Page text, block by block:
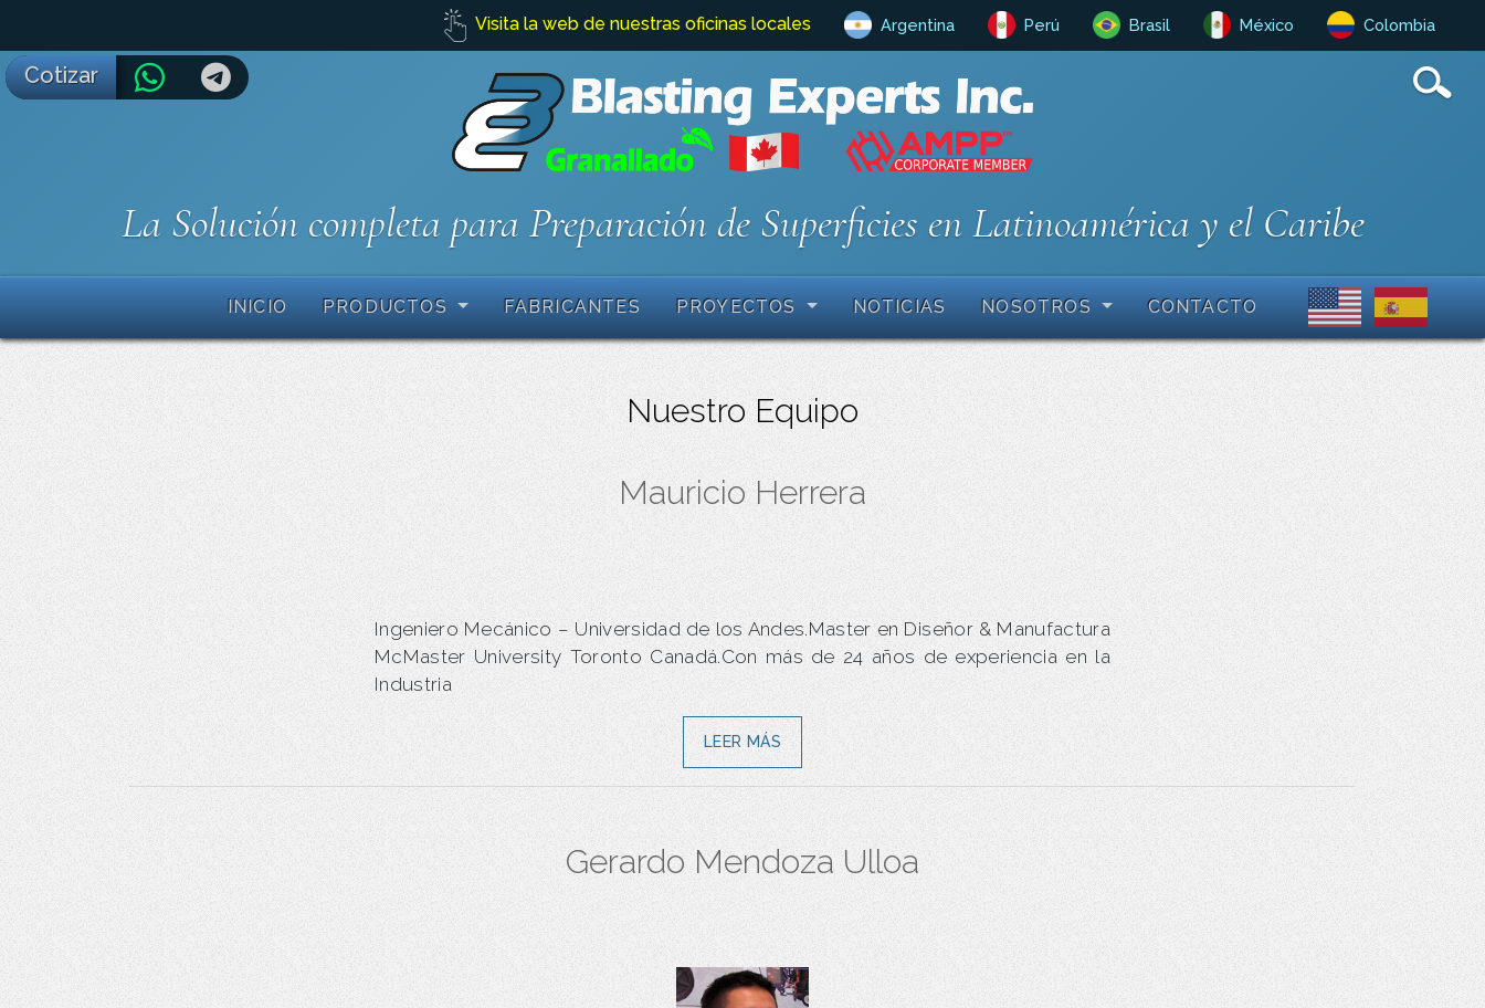
Visita la web de nuestras oficinas locales Argentina Perú Brasil México Colombia
La Solución completa para Preparación de Superficies en Latinoamérica y el Caribe
INICIO PRODUCTOS FABRICANTES PROYECTOS NOTICIAS NOSOTROS CONTACTO
Nuestro Equipo
Mauricio Herrera
Ingeniero Mecánico – Universidad de los Andes.Master en Diseñor & Manufactura
McMaster University Toronto Canadá.Con más de 24 años de experiencia en la
Industria
LEER MÁS
Gerardo Mendoza Ulloa
Cotizar